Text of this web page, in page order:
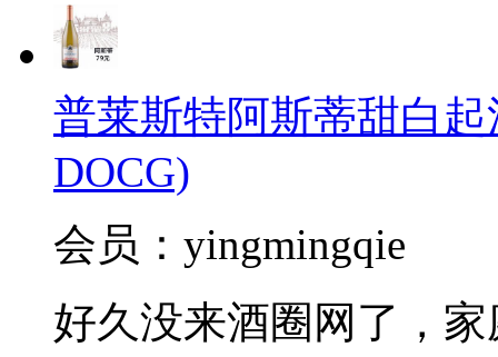
普莱斯特阿斯蒂甜白起
DOCG)
会员：yingmingqie
好久没来酒圈网了，